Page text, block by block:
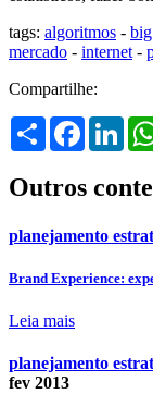
tags: algoritmos -
mercado - internet-
Compartilhe:
Share Facebook
Outros
planejamento
Brand Experience:
Leia mais
planejamento
fev 2013